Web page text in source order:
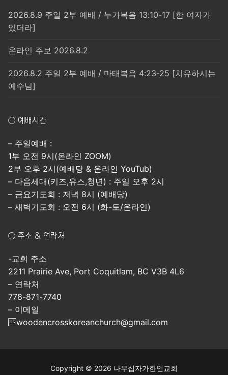
2026.8.9 주일 2부 예배 / 누가복음 13:10-17 [한 여자가
있더라]
온라인 주보 2026.8.2
2026.8.2 주일 2부 예배 / 마태복음 4:23-25 [치유하시는
예수님]
○ 예배시간
– 주일예배 :
1부 오전 9시(온라인 ZOOM)
2부 오후 2시(예배당 & 온라인 YouTub)
– 다음세대(키즈,유스,청년) : 주일 오후 2시
– 금요기도회 : 저녁 8시 (예배당)
– 새벽기도회 : 오전 6시 (화-토/온라인)
○ 주소 & 연락처
-교회 주소
2211 Prairie Ave, Port Coquitlam, BC V3B 4L6
– 연락처
778-871-7740
– 이메일
woodencrosskoreanchurch@gmail.com
Copyright © 2026 나무십자가한인교회